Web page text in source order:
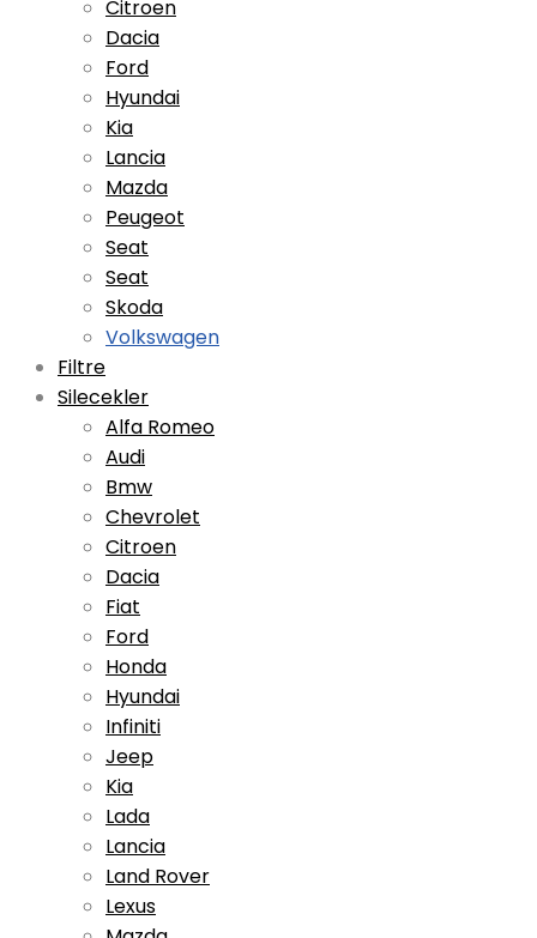
Citroen
Dacia
Ford
Hyundai
Kia
Lancia
Mazda
Peugeot
Seat
Seat
Skoda
Volkswagen
Filtre
Silecekler
Alfa Romeo
Audi
Bmw
Chevrolet
Citroen
Dacia
Fiat
Ford
Honda
Hyundai
Infiniti
Jeep
Kia
Lada
Lancia
Land Rover
Lexus